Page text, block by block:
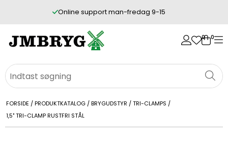
Online support man-fredag 9-15
0 0
FORSIDE / PRODUKTKATALOG /BRYGUDSTYR /TRI-CLAMPS /
1,5" TRI-CLAMP RUSTFRI STÅL